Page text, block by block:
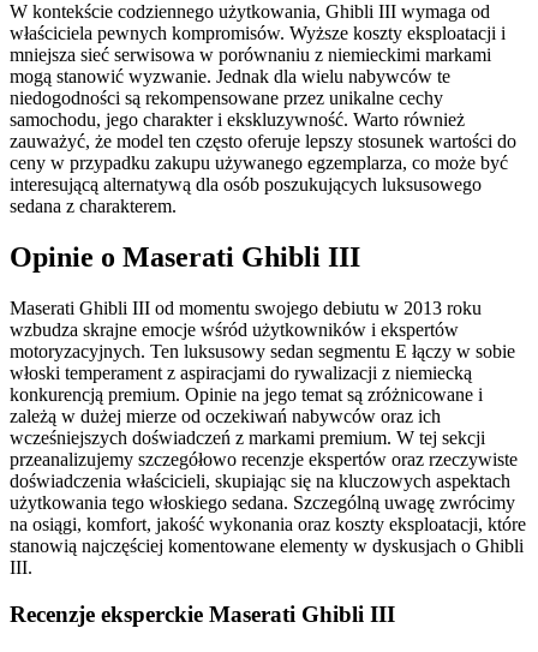
W kontekście codziennego użytkowania, Ghibli III wymaga od
właściciela pewnych kompromisów. Wyższe koszty eksploatacji i
mniejsza sieć serwisowa w porównaniu z niemieckimi markami
mogą stanowić wyzwanie. Jednak dla wielu nabywców te
niedogodności są rekompensowane przez unikalne cechy
samochodu, jego charakter i ekskluzywność. Warto również
zauważyć, że model ten często oferuje lepszy stosunek wartości do
ceny w przypadku zakupu używanego egzemplarza, co może być
interesującą alternatywą dla osób poszukujących luksusowego
sedana z charakterem.
Opinie o Maserati Ghibli III
Maserati Ghibli III od momentu swojego debiutu w 2013 roku
wzbudza skrajne emocje wśród użytkowników i ekspertów
motoryzacyjnych. Ten luksusowy sedan segmentu E łączy w sobie
włoski temperament z aspiracjami do rywalizacji z niemiecką
konkurencją premium. Opinie na jego temat są zróżnicowane i
zależą w dużej mierze od oczekiwań nabywców oraz ich
wcześniejszych doświadczeń z markami premium. W tej sekcji
przeanalizujemy szczegółowo recenzje ekspertów oraz rzeczywiste
doświadczenia właścicieli, skupiając się na kluczowych aspektach
użytkowania tego włoskiego sedana. Szczególną uwagę zwrócimy
na osiągi, komfort, jakość wykonania oraz koszty eksploatacji, które
stanowią najczęściej komentowane elementy w dyskusjach o Ghibli
III.
Recenzje eksperckie Maserati Ghibli III